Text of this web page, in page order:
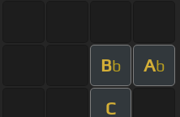
Bb Ab
C